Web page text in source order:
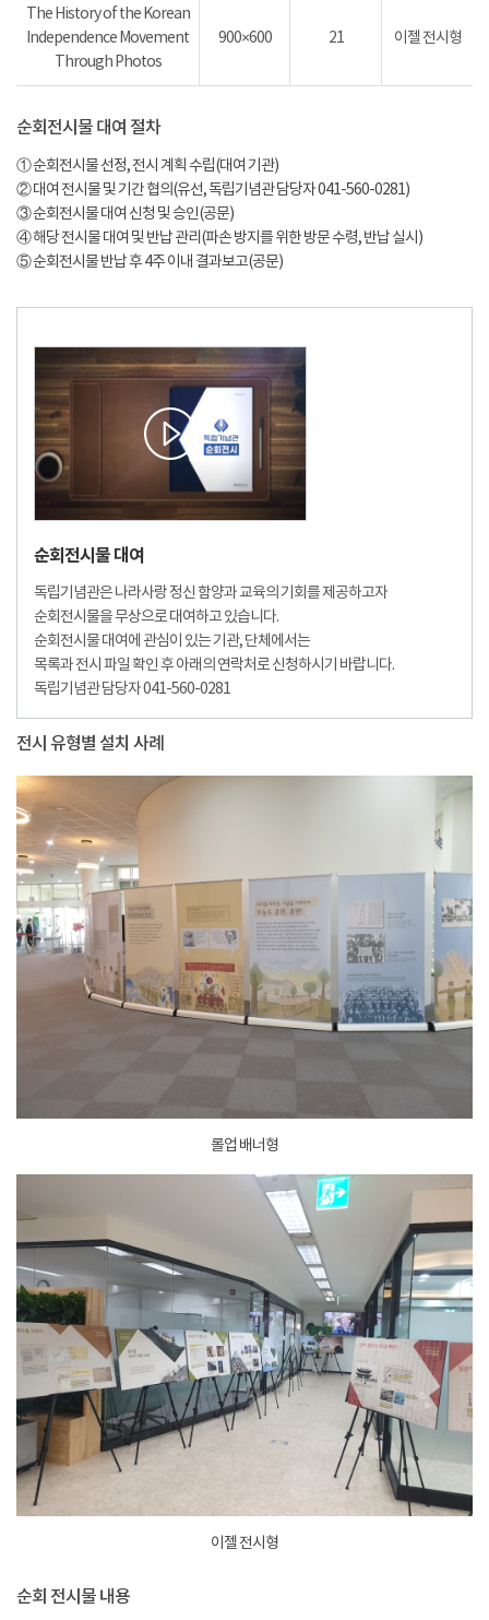
The History of the Korean
Independence Movement
Through Photos
900×600 21 이젤 전시형
순회전시물 대여 절차
① 순회전시물 선정, 전시 계획 수립(대여 기관)
② 대여 전시물 및 기간 협의(유선, 독립기념관 담당자 041-560-0281)
③ 순회전시물 대여 신청 및 승인(공문)
④ 해당 전시물 대여 및 반납 관리(파손 방지를 위한 방문 수령, 반납 실시)
⑤ 순회전시물 반납 후 4주 이내 결과보고(공문)
순회전시물 대여
독립기념관은 나라사랑 정신 함양과 교육의 기회를 제공하고자
순회전시물을 무상으로 대여하고 있습니다.
순회전시물 대여에 관심이 있는 기관, 단체에서는
목록과 전시 파일 확인 후 아래의 연락처로 신청하시기 바랍니다.
독립기념관 담당자 041-560-0281
전시 유형별 설치 사례
롤업 배너형
이젤 전시형
순회 전시물 내용